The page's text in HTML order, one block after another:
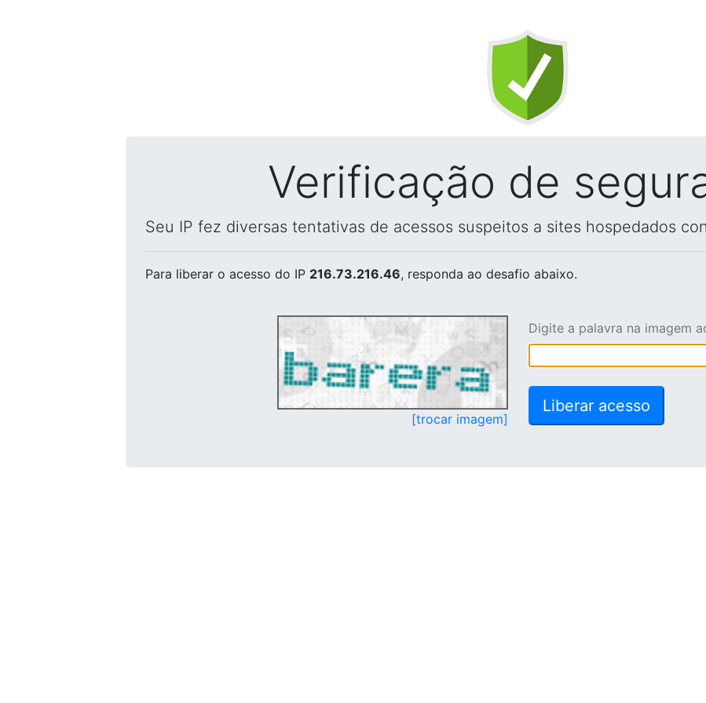
Verificação de
Seu IP fez diversas tentativas de acessos suspeitos a sites hospedados
Para liberar o acesso do IP 216.73.216.46, responda ao desafio abaixo.
[trocar imagem]
Digite a palavra na imagem